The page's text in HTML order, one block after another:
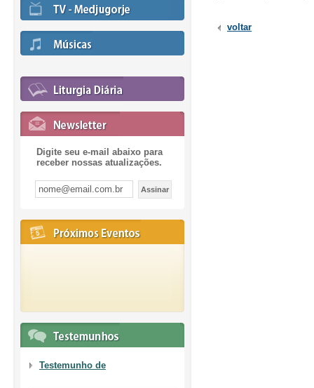
voltar
Digite seu e-mail abaixo para
receber nossas atualizações.
Testemunho de